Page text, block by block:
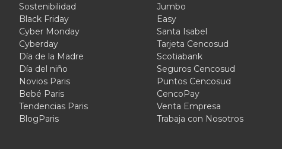
Sostenibilidad
Black Friday
Cyber Monday
Cyberday
Día de la Madre
Día del niño
Novios Paris
Bebé Paris
Tendencias Paris
BlogParis
Jumbo
Easy
Santa Isabel
Tarjeta Cencosud
Scotiabank
Seguros Cencosud
Puntos Cencosud
CencoPay
Venta Empresa
Trabaja con Nosotros